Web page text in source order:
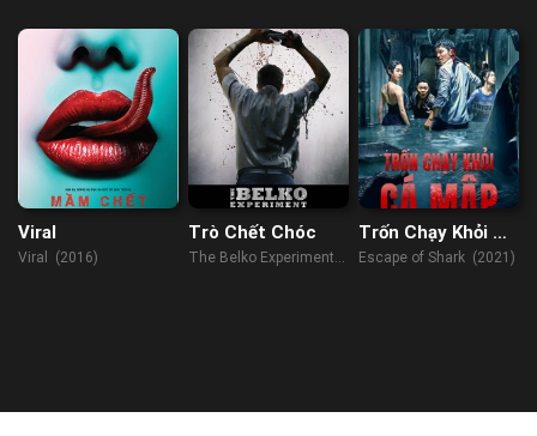
Viral
Viral (2016)
Trò Chết Chóc
The Belko Experiment
Trốn Chạy Khỏi Cá
Mập
Escape of Shark (2021)